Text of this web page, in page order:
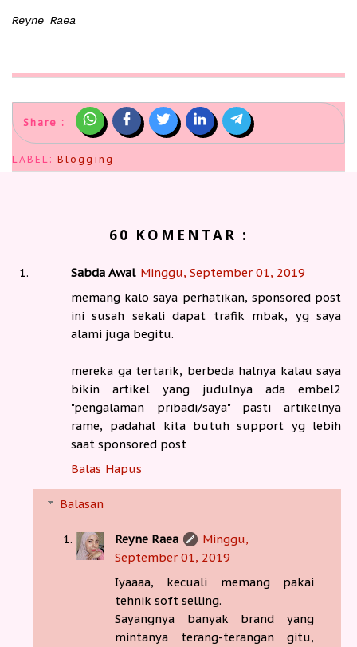
Reyne Raea
Share :
LABEL: Blogging
60 KOMENTAR :
Sabda Awal Minggu, September 01, 2019
memang kalo saya perhatikan, sponsored post
ini susah sekali dapat trafik mbak, yg saya
alami juga begitu.
mereka ga tertarik, berbeda halnya kalau saya
bikin artikel yang judulnya ada embel2
"pengalaman pribadi/saya" pasti artikelnya
rame, padahal kita butuh support yg lebih
saat sponsored post
Balas Hapus
Balasan
Reyne Raea
Minggu,
September 01, 2019
Iyaaaa, kecuali memang pakai
tehnik soft selling.
Sayangnya banyak brand yang
mintanya terang-terangan gitu,